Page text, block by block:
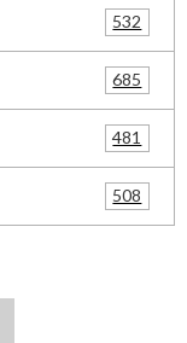
532
685
481
508